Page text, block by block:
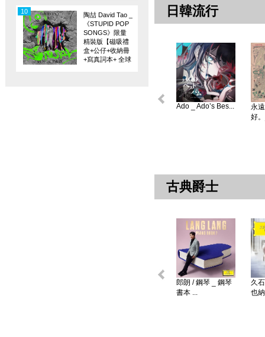
陶喆 David Tao _
《STUPID POP
SONGS》限量
精裝版【磁吸禮
盒+公仔+收納冊
+寫真詞本+ 全球
10 日韓流行
Ado _ Ado’s Bes...
永
好
古典爵士
郎朗 / 鋼琴 _ 鋼琴
書本 ...
久
也